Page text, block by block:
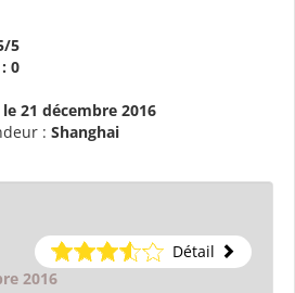
5
0
21 décembre 2016
: Shanghai
Détail
2016